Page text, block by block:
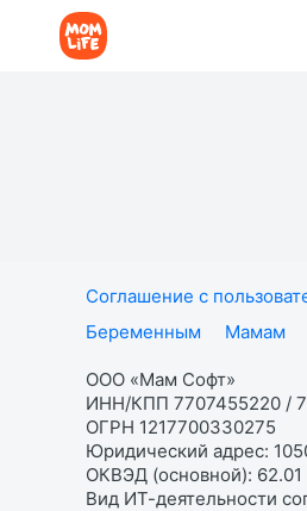
Соглашение с
Беременным
Мамам
ООО «Мам Софт»
ИНН/КПП 7707455220 /
ОГРН 1217700330275
Юридический адрес:
ОКВЭД (основной): 62.01
Вид ИТ-деятельности